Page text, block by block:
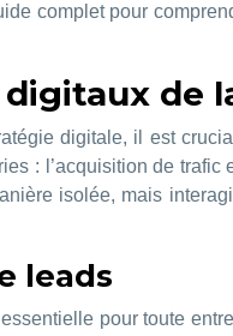
complet pour
de
digitale, il est
: l’acquisition de
isolée, mais
leads
pour toute